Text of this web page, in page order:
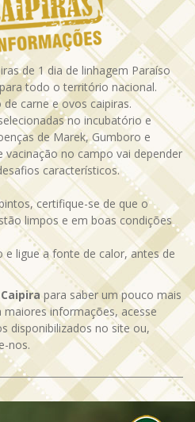
de 1 dia de linhagem Paraíso
todo o território nacional.
carne e ovos caipiras.
no incubatório e
de Marek, Gumboro e
vacinação no campo vai depender
característicos.
certifique-se de que o
limpos e em boas condições
e ligue a fonte de calor, antes de
para saber um pouco mais
informações, acesse
disponibilizados no site ou,
nos.